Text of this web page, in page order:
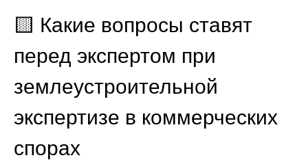
🟨 Какие вопросы ставят
перед экспертом при
землеустроительной
экспертизе в коммерческих
спорах